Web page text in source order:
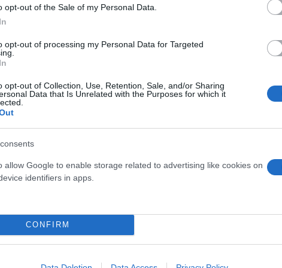
opt-out of the Sale of my Personal Data.
opt-out of processing my Personal Data for Targeted
opt-out of Collection, Use, Retention, Sale, and/or Sharing
Data that Is Unrelated with the Purposes for which it
allow Google to enable storage related to advertising like cookies on
identifiers in apps.
CONFIRM
στο Ηράκλειο - Πώς συνέβη το ατύχημα
11χρονος που επέστρεφε από το σχολείο - Τον
η αποκατάσταση των ζημιών
παρασύρθηκε σε διάβαση πεζών από διερχόμενο
από ψηλά, στη Λίμνη του Αγίου Νικολάου
ΠΑΓΝΗ -Ανεπαρκής ιατρική στελέχωση, πολλά τα